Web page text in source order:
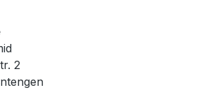
2